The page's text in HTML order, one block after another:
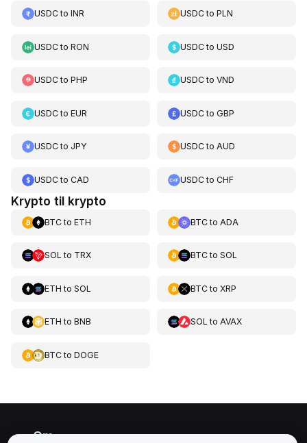
USDCto INR USDCtoPLN
USDCto RON USDCtoUSD
USDCto PHP USDCtoVND
USDCto EUR USDCtoGBP
USDCto JPY USDCtoAUD
USDCto CAD USDCtoCHF
Krypto til krypto
BTCto ETH BTCto ADA
SOL to TRX BTCto SOL
ETH to SOL BTCto XRP
ETH to BNB SOL to AVAX
BTCto DOGE
Om